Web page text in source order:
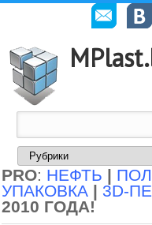
PRO: НЕФТЬ |
УПАКОВКА | 3D-
2010 ГОДА!